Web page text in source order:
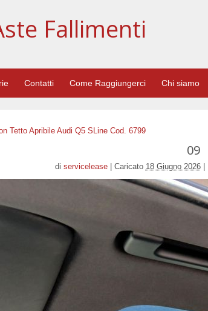
Fallimenti
Contatti Come Raggiungerci Chi siamo
Tetto Apribile Audi Q5 SLine Cod. 6799
09
di servicelease Caricato 18 Giugno 2026